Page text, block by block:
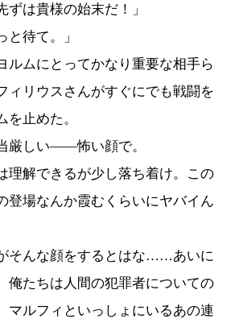
は貴様の始末だ！」
と待て。」
ムにとってかなり重要な相手ら
ィリウスさんがすぐにでも戦闘を
を止めた。
しい――怖い顔で。
理解できるが少し落ち着け。この
登場なんか霞むくらいにヤバイん
んな顔をするとはな……あいに
たちは人間の犯罪者についての
マルフィといっしょにいるあの連